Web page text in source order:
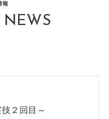
報
NEWS
２回目～